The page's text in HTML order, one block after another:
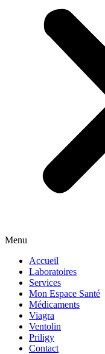
Menu
Accueil
Laboratoires
Services
Mon Espace Santé
Médicaments
Viagra
Ventolin
Priligy
Contact